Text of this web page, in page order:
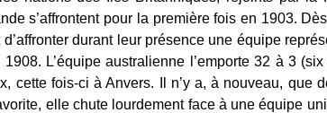
s’affrontent pour la première fois en 1903.
durant leur présence une équipe
L’équipe australienne l’emporte 32 à 3
cette fois-ci à Anvers. Il n’y a, à nouveau, que
elle chute lourdement face à une équipe